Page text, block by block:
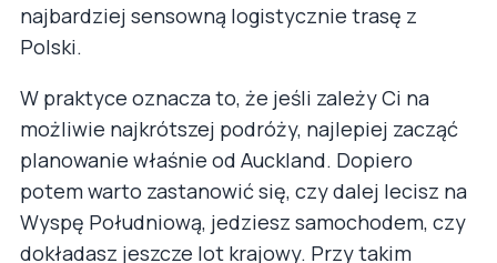
najbardziej sensowną logistycznie trasę z
Polski.
W praktyce oznacza to, że jeśli zależy Ci na
możliwie najkrótszej podróży, najlepiej zacząć
planowanie właśnie od Auckland. Dopiero
potem warto zastanowić się, czy dalej lecisz na
Wyspę Południową, jedziesz samochodem, czy
dokładasz jeszcze lot krajowy. Przy takim